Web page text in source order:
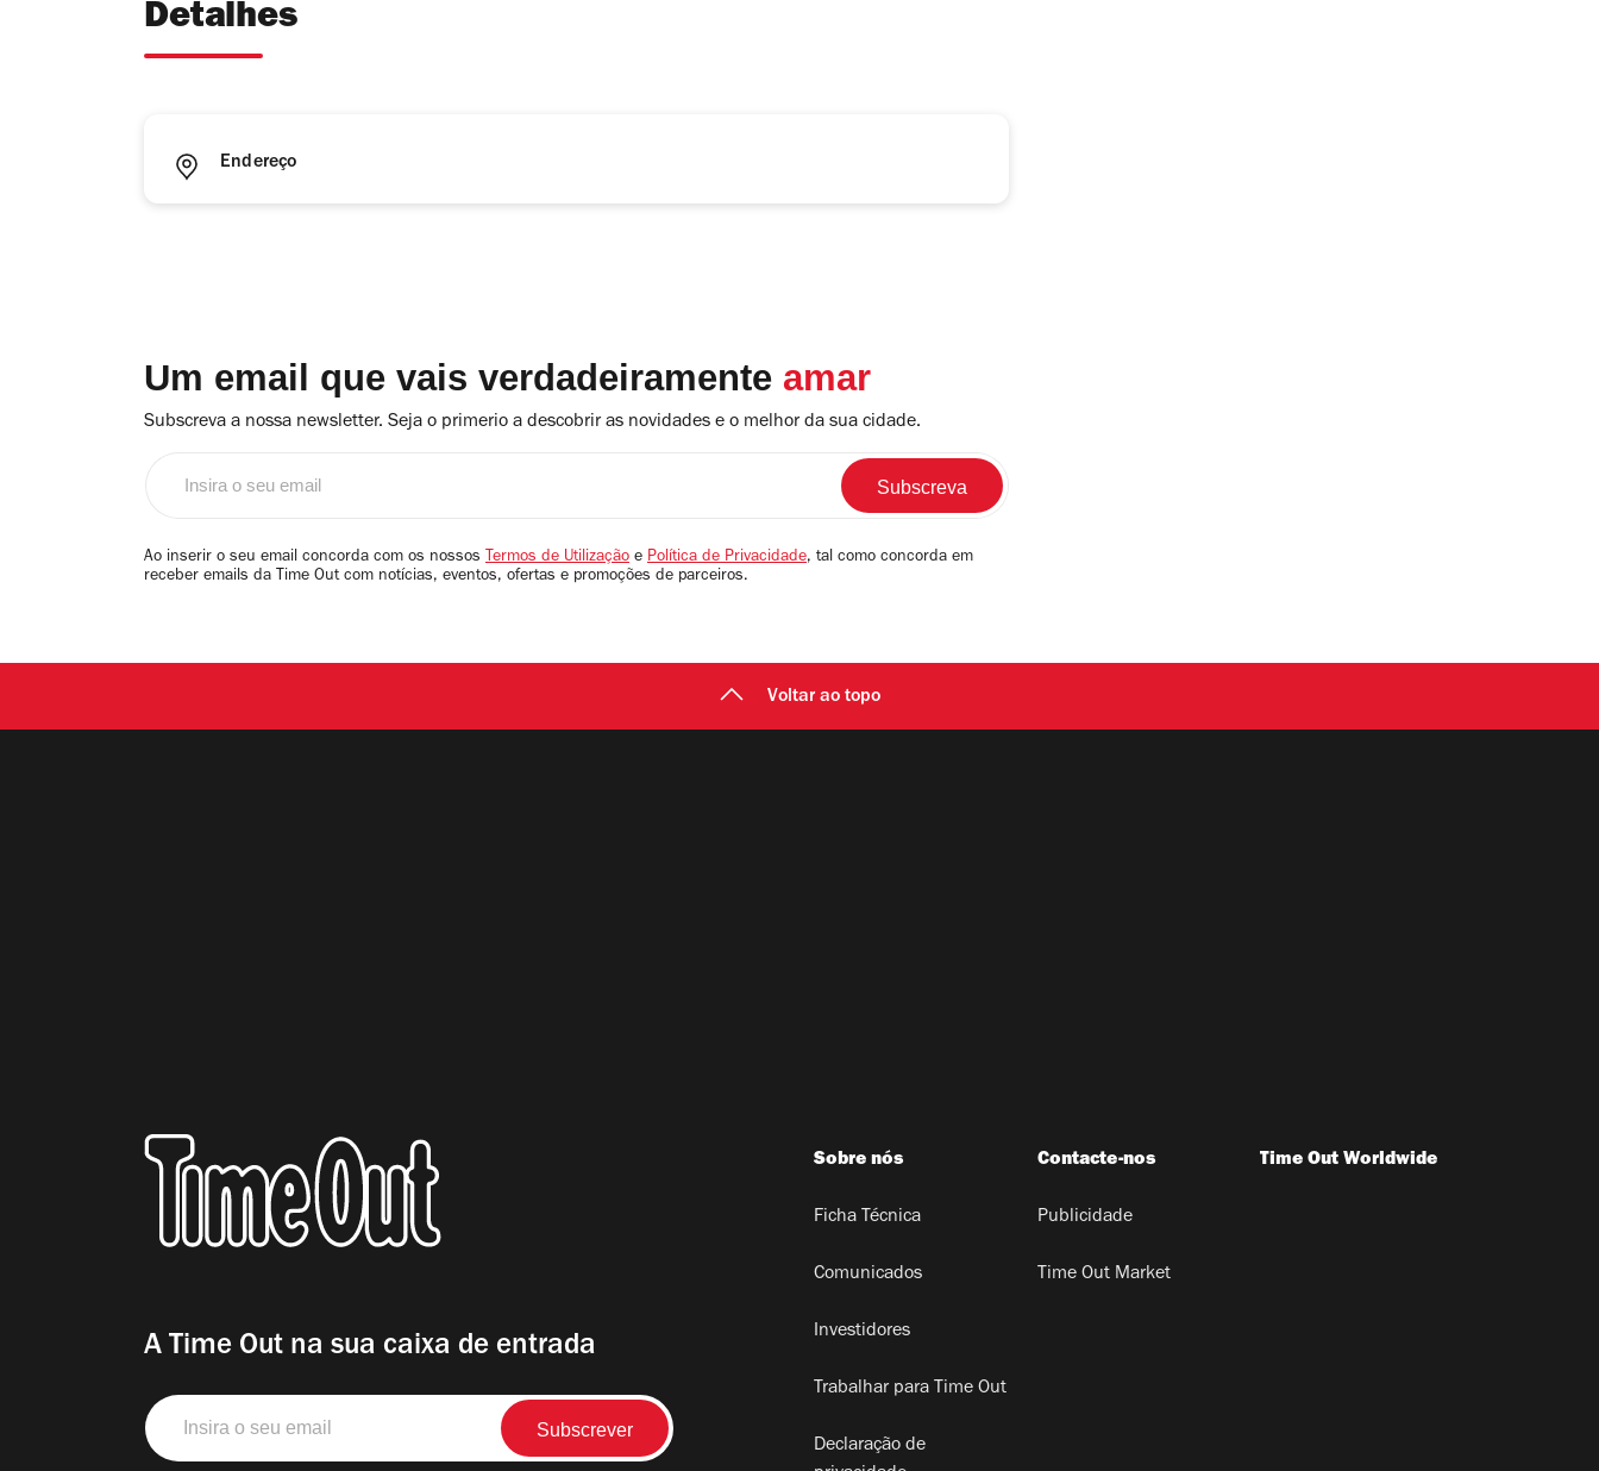
Detalhes
Endereço
Um email que vais verdadeiramente amar
Subscreva a nossa newsletter. Seja o primerio a descobrir as novidades e o melhor da sua cidade.
email
Ao inserir o seu email concorda com os nossos Termos de Utilização e Política de Privacidade, tal como concorda em
receber emails da Time Out com notícias, eventos, ofertas e promoções de parceiros.
Voltar ao topo
A Time Out na sua caixa de entrada
Insira
o
seu
Sobre nós
Ficha Técnica
Comunicados
Investidores
Trabalhar para Time Out
Declaração de
Contacte-nos
Publicidade
Time Out Market
Time Out Worldwide